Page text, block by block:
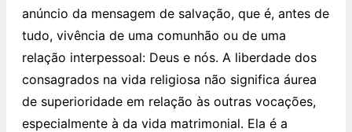
anúncio da mensagem de salvação, que é, antes de
tudo, vivência de uma comunhão ou de uma
relação interpessoal: Deus e nós. A liberdade dos
consagrados na vida religiosa não significa áurea
de superioridade em relação às outras vocações,
especialmente à da vida matrimonial. Ela é a